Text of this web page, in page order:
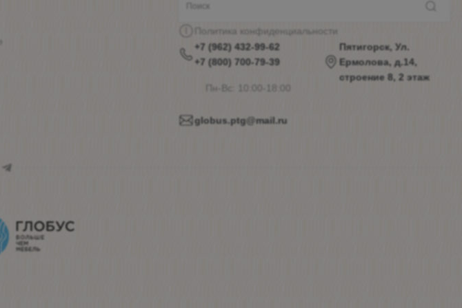
Политика конфиденциальности
+7 (962) 432-99-62
+7 (800) 700-79-39
Пн-Вс: 10:00-18:00
Пятигорск, Ул.
Ермолова, д.14,
строение 8, 2 этаж
globus.ptg@mail.ru